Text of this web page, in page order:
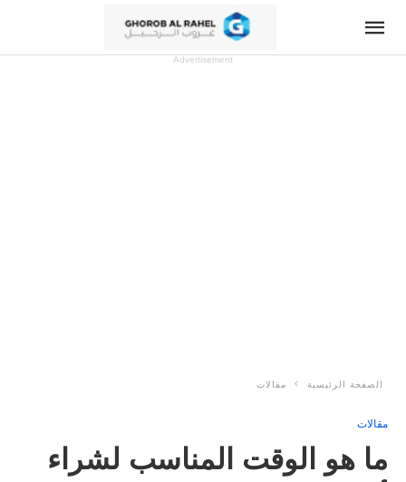
Advertisement
الصفحة الرئيسية مقالات
مقالات
ما هو الوقت المناسب لشراء